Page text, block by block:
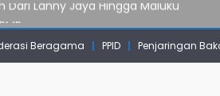
Tembus Jurnal Terindeks Google
Beragama PPID Penjaringan